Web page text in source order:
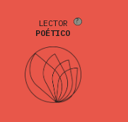
LECTOR
POÉTICO